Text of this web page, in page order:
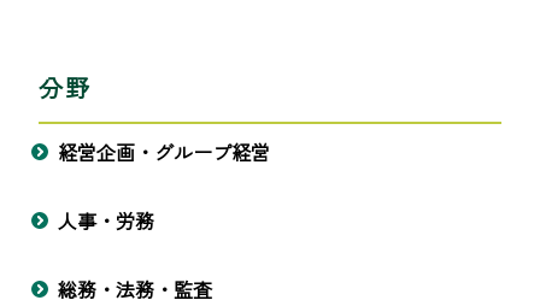
分野
経営企画・グループ経営
人事・労務
総務・法務・監査